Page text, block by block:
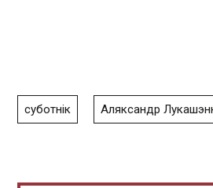
суботнік Аляксандр